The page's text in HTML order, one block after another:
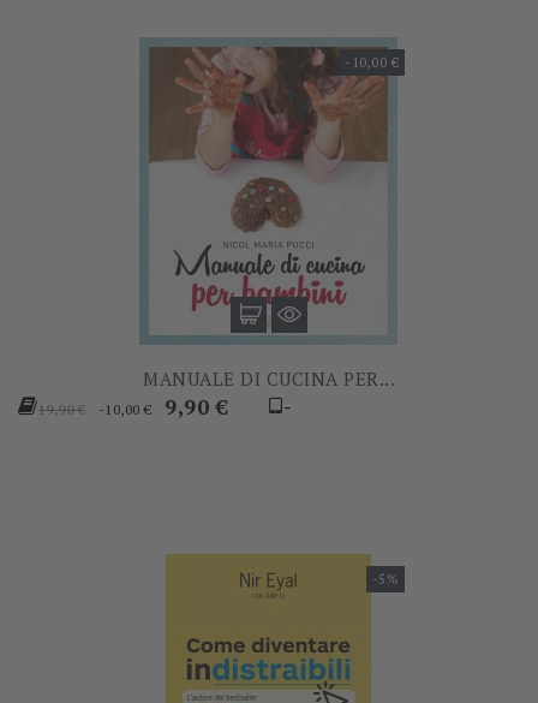
-10,00 €
MANUALE DI CUCINA PER...
Prezzo
19,90 € -10,00 € Prezzo
9,90 € -
-5%